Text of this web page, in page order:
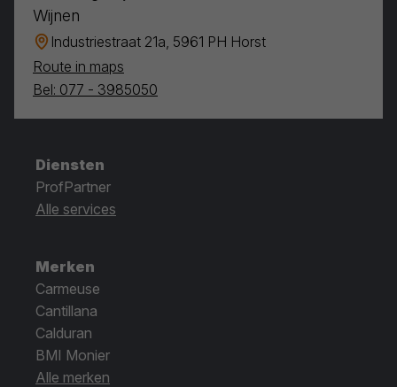
Wijnen
Industriestraat 21a, 5961 PH Horst
Route in maps
Bel: 077 - 3985050
Diensten
ProfPartner
Alle services
Merken
Carmeuse
Cantillana
Calduran
BMI Monier
Alle merken